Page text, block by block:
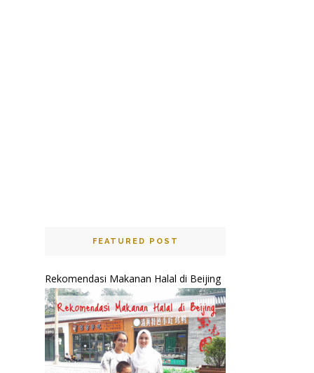
FEATURED POST
Rekomendasi Makanan Halal di Beijing